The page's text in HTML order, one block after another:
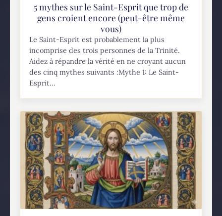
5 mythes sur le Saint-Esprit que trop de
gens croient encore (peut-être même
vous)
Le Saint-Esprit est probablement la plus
incomprise des trois personnes de la Trinité.
Aidez à répandre la vérité en ne croyant aucun
des cinq mythes suivants :Mythe 1: Le Saint-
Esprit...